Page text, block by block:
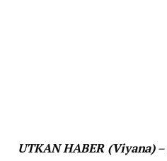
UTKAN HABER (Viyana)–